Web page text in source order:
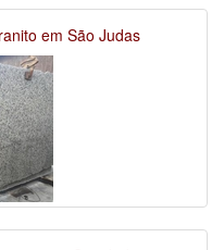
em São Judas